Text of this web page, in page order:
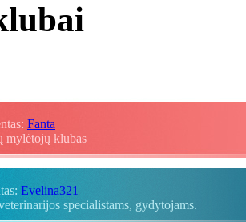
Fanta
mylėtojų klubas
Evelina321
specialistams, gydytojams.